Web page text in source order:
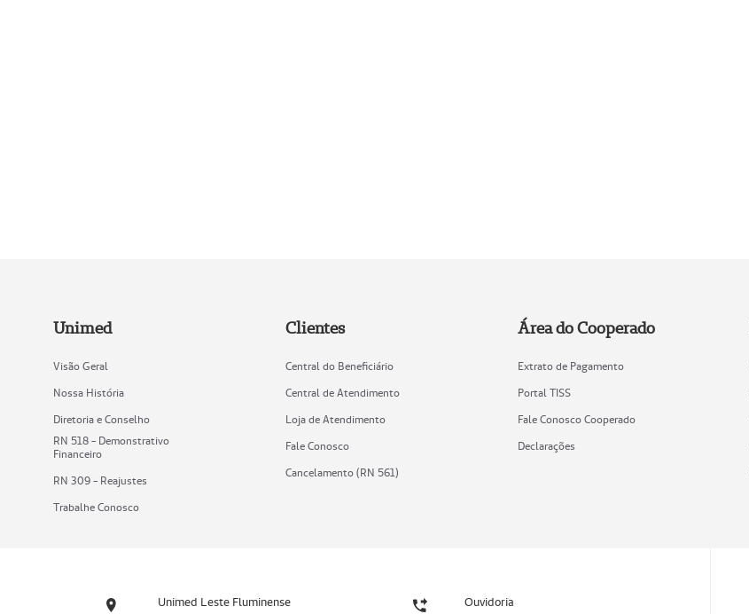
Unimed
Visão Geral
Nossa História
Diretoria e Conselho
RN 518 - Demonstrativo
Financeiro
RN 309 - Reajustes
Trabalhe Conosco
Clientes
Central do Beneficiário
Central de Atendimento
Loja de Atendimento
Fale Conosco
Cancelamento (RN 561)
Área do Cooperado
Extrato de Pagamento
Portal TISS
Fale Conosco Cooperado
Declarações
Unimed Leste Fluminense Ouvidoria